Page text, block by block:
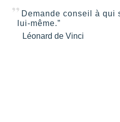
Demande conseil à qui
lui-même.”
Léonard de Vinci